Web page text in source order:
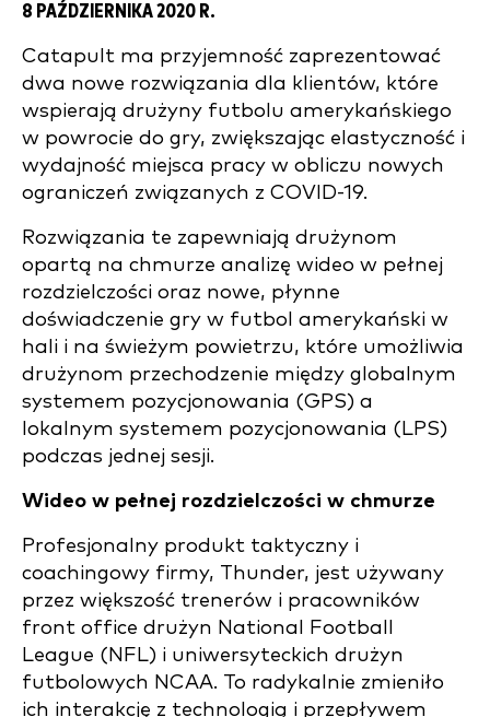
8 PAŹDZIERNIKA 2020 R.
Catapult ma przyjemność zaprezentować
dwa nowe rozwiązania dla klientów, które
wspierają drużyny futbolu amerykańskiego
w powrocie do gry, zwiększając elastyczność i
wydajność miejsca pracy w obliczu nowych
ograniczeń związanych z COVID-19.
Rozwiązania te zapewniają drużynom
opartą na chmurze analizę wideo w pełnej
rozdzielczości oraz nowe, płynne
doświadczenie gry w futbol amerykański w
hali i na świeżym powietrzu, które umożliwia
drużynom przechodzenie między globalnym
systemem pozycjonowania (GPS) a
lokalnym systemem pozycjonowania (LPS)
podczas jednej sesji.
Wideo w pełnej rozdzielczości w chmurze
Profesjonalny produkt taktyczny i
coachingowy firmy, Thunder, jest używany
przez większość trenerów i pracowników
front office drużyn National Football
League (NFL) i uniwersyteckich drużyn
futbolowych NCAA. To radykalnie zmieniło
ich interakcję z technologią i przepływem